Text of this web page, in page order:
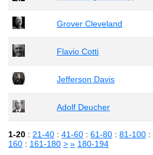
Grover Cleveland
Flavio Cotti
Jefferson Davis
Adolf Deucher
1-20 : 21-40 : 41-60 : 61-80 : 81-100 :
160 : 161-180 > » 180-194